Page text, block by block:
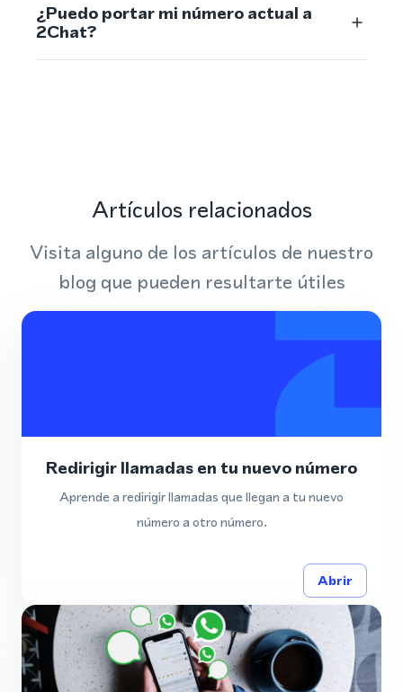
¿Puedo portar mi número actual a
2Chat?
Artículos relacionados
Visita alguno de los artículos de nuestro
blog que pueden resultarte útiles
Redirigir llamadas en tu nuevo número
Aprende a redirigir llamadas que llegan a tu nuevo
número a otro número.
Abrir